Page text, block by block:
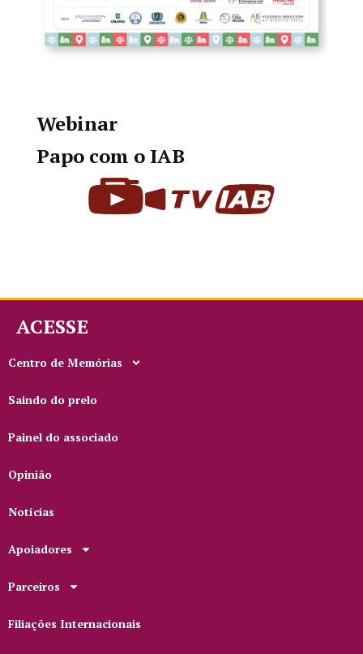
Webinar
Papo com o IAB
ACESSE
Centro de Memórias
Saindo do prelo
Painel do associado
Opinião
Notícias
Apoiadores
Parceiros
Filiações Internacionais